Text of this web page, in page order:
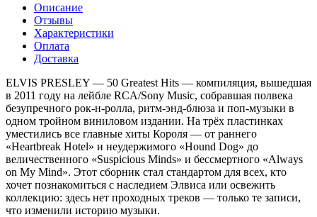
Описание
Отзывы
Характеристики
Оплата
Доставка
ELVIS PRESLEY — 50 Greatest Hits — компиляция, вышедшая
в 2011 году на лейбле RCA/Sony Music, собравшая полвека
безупречного рок-н-ролла, ритм-энд-блюза и поп-музыки в
одном тройном виниловом издании. На трёх пластинках
уместились все главные хиты Короля — от раннего
«Heartbreak Hotel» и неудержимого «Hound Dog» до
величественного «Suspicious Minds» и бессмертного «Always
on My Mind». Этот сборник стал стандартом для всех, кто
хочет познакомиться с наследием Элвиса или освежить
коллекцию: здесь нет проходных треков — только те записи,
что изменили историю музыки.